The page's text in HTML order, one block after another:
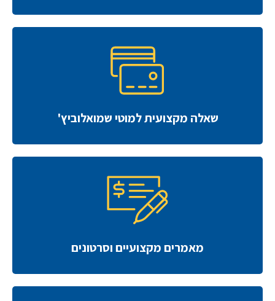
שאלה מקצועית למוטי שמואלוביץ'
מאמרים מקצועיים וסרטונים